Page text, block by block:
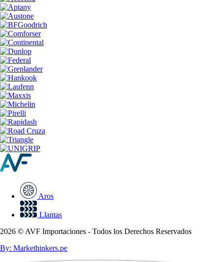
Aros
Llantas
2026 © AVF Importaciones - Todos los Derechos Reservados
By: Markethinkers.pe